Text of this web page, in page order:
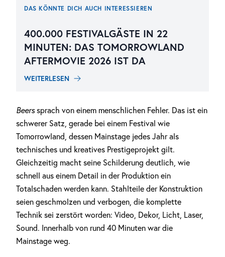
DAS KÖNNTE DICH AUCH INTERESSIEREN
400.000 FESTIVALGÄSTE IN 22
MINUTEN: DAS TOMORROWLAND
AFTERMOVIE 2026 IST DA
WEITERLESEN
Beerssprach von einem menschlichen Fehler. Das ist ein
schwerer Satz, gerade bei einem Festival wie
Tomorrowland, dessen Mainstage jedes Jahr als
technisches und kreatives Prestigeprojekt gilt.
Gleichzeitig macht seine Schilderung deutlich, wie
schnell aus einem Detail in der Produktion ein
Totalschaden werden kann. Stahlteile der Konstruktion
seien geschmolzen und verbogen, die komplette
Technik sei zerstört worden: Video, Dekor, Licht, Laser,
Sound. Innerhalb von rund 40 Minuten war die
Mainstage weg.